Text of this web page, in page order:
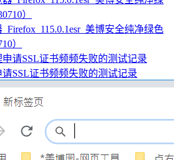
美博安全纯净绿色
）
请SSL证书频频失败的测试记录